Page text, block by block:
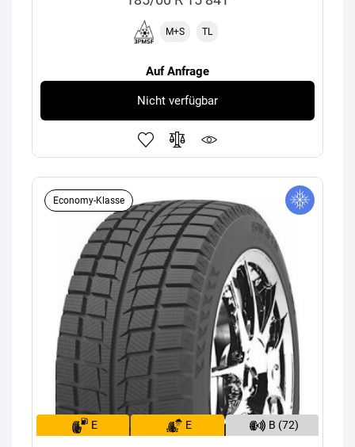
M+S TL
Auf Anfrage
Nicht verfügbar
Economy-Klasse
E E B (72)